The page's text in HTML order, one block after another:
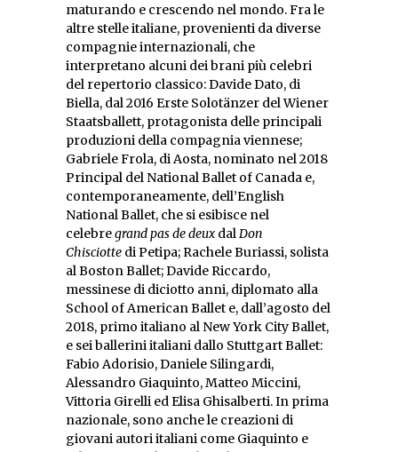
maturando e crescendo nel mondo. Fra le
altre stelle italiane, provenienti da diverse
compagnie internazionali, che
interpretano alcuni dei brani più celebri
del repertorio classico: Davide Dato, di
Biella, dal 2016 Erste Solotänzer del Wiener
Staatsballett, protagonista delle principali
produzioni della compagnia viennese;
Gabriele Frola, di Aosta, nominato nel 2018
Principal del National Ballet of Canada e,
contemporaneamente, dell’English
National Ballet, che si esibisce nel
celebregrand pas de deux dalDon
Chisciotte di Petipa; Rachele Buriassi, solista
al Boston Ballet; Davide Riccardo,
messinese di diciotto anni, diplomato alla
School of American Ballet e, dall’agosto del
2018, primo italiano al New York City Ballet,
e sei ballerini italiani dallo Stuttgart Ballet:
Fabio Adorisio, Daniele Silingardi,
Alessandro Giaquinto, Matteo Miccini,
Vittoria Girelli ed Elisa Ghisalberti. In prima
nazionale, sono anche le creazioni di
giovani autori italiani come Giaquinto e